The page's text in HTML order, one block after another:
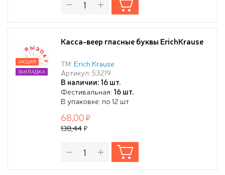
Касса-веер гласные буквы ErichKrause
ТМ: Erich Krause
Артикул: 53219
В наличии: 16 шт.
Фестивальная: 16 шт.
В упаковке: по 12 шт
АКЦИЯ
ЗАКЛАДКА
68,00
138,44